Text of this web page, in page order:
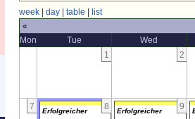
week| day| table
list
«
Mon
Tue
Wed
1
2
7 8
Erfolgreicher
9
Erfolgreicher